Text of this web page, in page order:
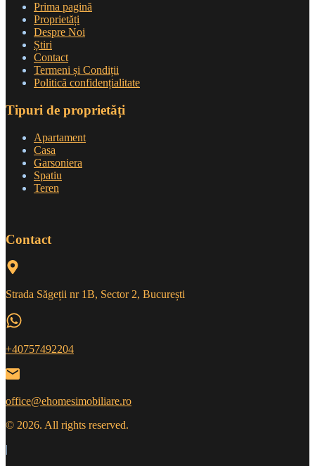
Prima pagină
Proprietăți
Despre Noi
Știri
Contact
Termeni și Condiții
Politică confidențialitate
Tipuri de proprietăți
Apartament
Casa
Garsoniera
Spatiu
Teren
Contact
Strada Săgeții nr 1B, Sector 2, București
+40757492204
office@ehomesimobiliare.ro
© 2026. All rights reserved.
|